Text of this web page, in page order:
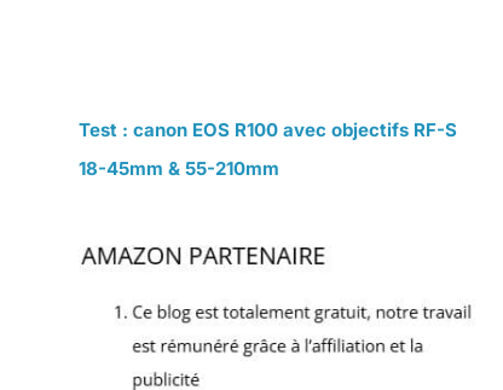
Test : canon EOS R100 avec objectifs RF-S
18-45mm & 55-210mm